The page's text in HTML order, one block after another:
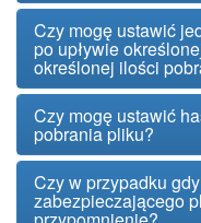
Czy mogę ustawić
po upływie
określonej ilości
Czy mogę ustawić
pobrania pliku?
Czy w przypadku
zabezpieczającego